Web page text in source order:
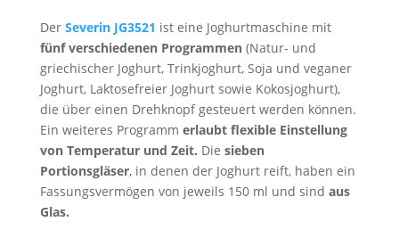
Der Severin JG3521 ist eine Joghurtmaschine mit
fünf verschiedenen Programmen(Natur- und
griechischer Joghurt, Trinkjoghurt, Soja und veganer
Joghurt, Laktosefreier Joghurt sowie Kokosjoghurt),
die über einen Drehknopf gesteuert werden können.
Ein weiteres Programm erlaubt flexible Einstellung
von Temperatur und Zeit. Die sieben
Portionsgläser, in denen der Joghurt reift, haben ein
Fassungsvermögen von jeweils 150 ml und sind aus
Glas.